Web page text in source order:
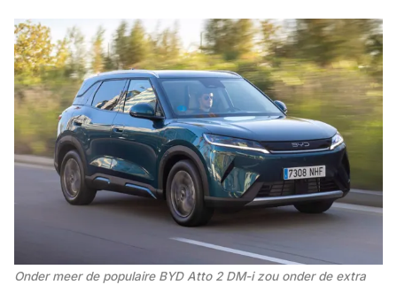
Onder meer de populaire BYD Atto 2 DM-i zou onder de extra